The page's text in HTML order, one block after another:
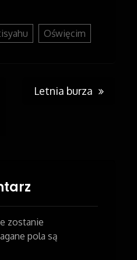
Oświęcim
Letnia burza
zostanie
pola są